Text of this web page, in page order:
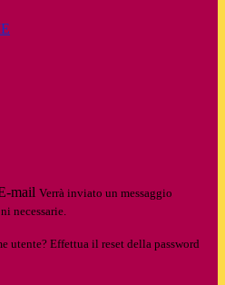
mail Verrà inviato un messaggio
necessarie.
utente? Effettua il reset della password